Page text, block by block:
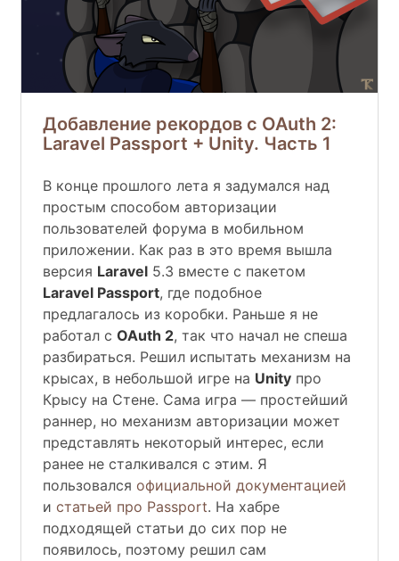
Добавление рекордов с OAuth 2:
Laravel Passport + Unity. Часть 1
В конце прошлого лета я задумался над
простым способом авторизации
пользователей форума в мобильном
приложении. Как раз в это время вышла
версия Laravel 5.3 вместе с пакетом
Laravel Passport, где подобное
предлагалось из коробки. Раньше я не
работал с OAuth 2, так что начал не спеша
разбираться. Решил испытать механизм на
крысах, в небольшой игре на Unity про
Крысу на Стене. Сама игра — простейший
раннер, но механизм авторизации может
представлять некоторый интерес, если
ранее не сталкивался с этим. Я
пользовался официальной документацией
и статьей про Passport. На хабре
подходящей статьи до сих пор не
появилось, поэтому решил сам